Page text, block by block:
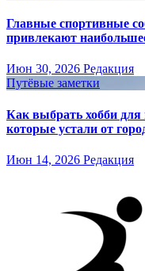
Главные спортивные
привлекают
Июн 30, 2026 Редакция
Путёвые заметки
Как выбрать хобби
которые устали от
Июн 14, 2026 Редакция